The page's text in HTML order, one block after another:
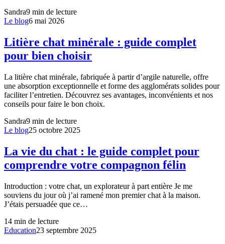
Sandra9 min de lecture
Le blog6 mai 2026
Litière chat minérale : guide complet
pour bien choisir
La litière chat minérale, fabriquée à partir d’argile naturelle, offre
une absorption exceptionnelle et forme des agglomérats solides pour
faciliter l’entretien. Découvrez ses avantages, inconvénients et nos
conseils pour faire le bon choix.
Sandra9 min de lecture
Le blog25 octobre 2025
La vie du chat : le guide complet pour
comprendre votre compagnon félin
Introduction : votre chat, un explorateur à part entière Je me
souviens du jour où j’ai ramené mon premier chat à la maison.
J’étais persuadée que ce…
14 min de lecture
Education23 septembre 2025